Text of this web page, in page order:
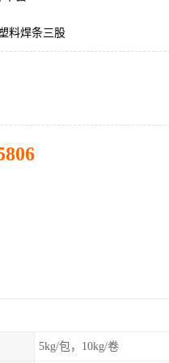
料焊条三股
5kg/包，10kg/卷